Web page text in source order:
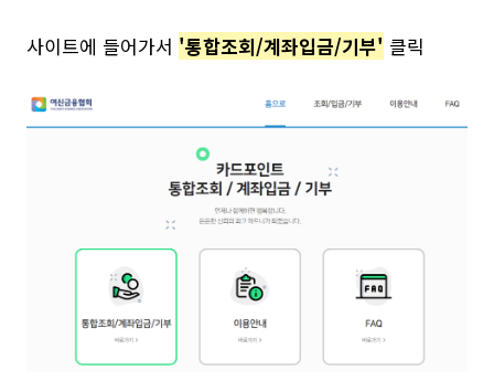
사이트에 들어가서 '통합조회/계좌입금/기부' 클릭